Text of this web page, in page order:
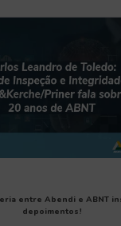
entre Abendi e ABNT
depoimentos!